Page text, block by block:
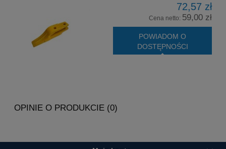
72,57 zł
Cena netto: 59,00 zł
POWIADOM O
DOSTĘPNOŚCI
OPINIE O PRODUKCIE (0)